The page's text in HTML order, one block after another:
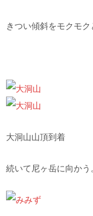
きつい傾斜をモクモク
大洞山山頂到着
続いて尼ヶ岳に向かう。